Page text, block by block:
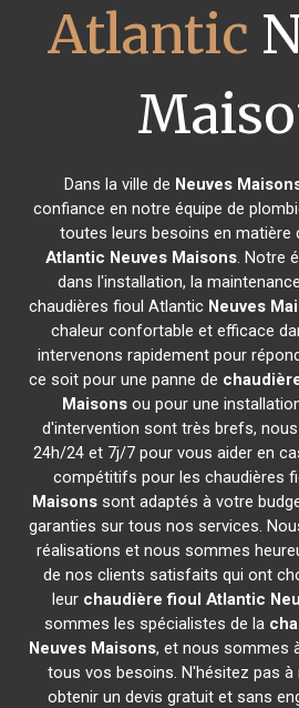
Atlantic
Dans la ville de Neuves
confiance en notre équipe de
toutes leurs besoins en matière
Atlantic Neuves Maisons. Notre
dans l'installation, la
chaudières fioul Atlantic Neuves
chaleur confortable et efficace
intervenons rapidement pour
ce soit pour une panne de
Maisonsou pour une
d'intervention sont très brefs,
24h/24 et 7j/7 pour vous aider en
compétitifs pour les chaudières
Maisons sont adaptés à votre
garanties sur tous nos services.
réalisations et nous sommes
de nos clients satisfaits qui ont
leur chaudière fioul Atlantic
sommes les spécialistes de la
Neuves Maisons, et nous sommes
tous vos besoins. N'hésitez pas
obtenir un devis gratuit et sans